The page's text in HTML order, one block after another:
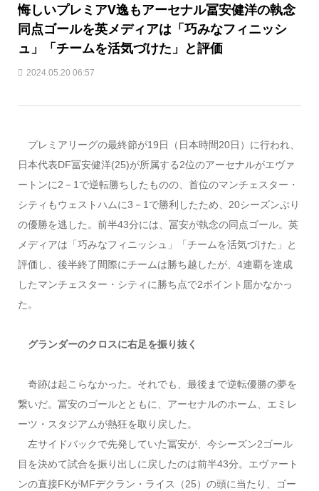
悔しいプレミアV逸もアーセナル冨安健洋の執念
同点ゴールを英メディアは「巧みなフィニッシ
ュ」「チームを活気づけた」と評価
2024.05.20 06:57
プレミアリーグの最終節が19日（日本時間20日）に行われ、
日本代表DF冨安健洋(25)が所属する2位のアーセナルがエヴァ
ートンに2－1で逆転勝ちしたものの、首位のマンチェスター・
シティもウェストハムに3－1で勝利したため、20シーズンぶり
の優勝を逃した。前半43分には、冨安が執念の同点ゴール。英
メディアは「巧みなフィニッシュ」「チームを活気づけた」と
評価し、後半終了間際にチームは勝ち越したが、4連覇を達成
したマンチェスター・シティに勝ち点で2ポイント届かなかっ
た。
グランダーのクロスに右足を振り抜く
奇跡は起こらなかった。それでも、最後まで逆転優勝の夢を
繋いだ。冨安のゴールとともに、アーセナルのホーム、エミレ
ーツ・スタジアムが熱狂を取り戻した。
左サイドバックで先発していた冨安が、今シーズン2ゴール
目を決めて試合を振り出しに戻したのは前半43分。エヴァート
ンの直接FKがMFデクラン・ライス（25）の頭に当たり、ゴー